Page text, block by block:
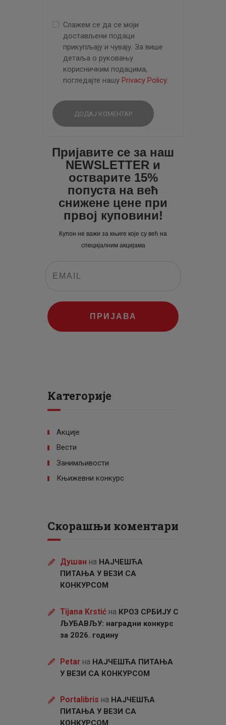
Слажем се да се моји
достављени подаци
прикупљају и чувају. За више
детаља о руковању
корисничким подацима,
погледајте нашу Privacy Policy.
Пријавите се за наш
NEWSLETTER и
остварите 15%
попуста на већ
снижене цене при
првој куповини!
Купон не важи за књиге које су већ на
специјалним акцијама
ПРИЈАВА
Категорије
Акције
Вести
Занимљивости
Књижевни конкурс
Скорашњи коментари
Душан на НАЈЧЕШЋА
ПИТАЊА У ВЕЗИ СА
КОНКУРСОМ
Tijana Krstićна КРОЗ СРБИЈУ С
ЉУБАВЉУ: наградни конкурс
за 2026. годину
Petarна НАЈЧЕШЋА ПИТАЊА
У ВЕЗИ СА КОНКУРСОМ
Portalibris на НАЈЧЕШЋА
ПИТАЊА У ВЕЗИ СА
КОНКУРСОМ